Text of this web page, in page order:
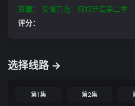
豆瓣：
爱情盲选：阿根廷篇第二季
评分：
选择线路 →
第1集 第2集